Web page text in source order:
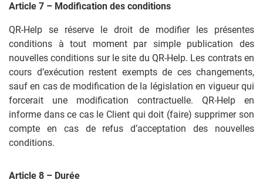
Article 7 – Modification des conditions
QR-Help se réserve le droit de modifier les présentes
conditions à tout moment par simple publication des
nouvelles conditions sur le site du QR-Help. Les contrats en
cours d’exécution restent exempts de ces changements,
sauf en cas de modification de la législation en vigueur qui
forcerait une modification contractuelle. QR-Help en
informe dans ce cas le Client qui doit (faire) supprimer son
compte en cas de refus d’acceptation des nouvelles
conditions.
Article 8 – Durée